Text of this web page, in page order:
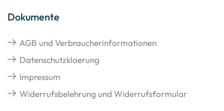
Dokumente
AGB und Verbraucherinformationen
Datenschutzklaerung
Impressum
Widerrufsbelehrung und Widerrufsformular